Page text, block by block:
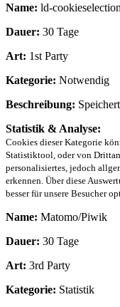
Name: ld-
Dauer: 30 Tage
Art: 1st Party
Kategorie: Notwendig
Beschreibung:
Statistik & Analyse:
Cookies dieser Kategorie
Statistiktool, oder von
personalisiertes, jedoch
erkennen. Über diese
besser für unsere Besucher
Name: Matomo/Piwik
Dauer: 30 Tage
Art: 3rd Party
Kategorie: Statistik